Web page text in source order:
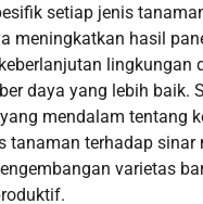
setiap jenis
meningkatkan hasil
lingkungan
daya yang lebih baik.
mendalam tentang
tanaman terhadap
varietas